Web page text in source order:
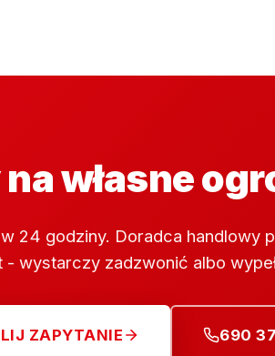
własne
w 24 godziny. Doradca handlowy
- wystarczy zadzwonić albo
ZAPYTANIE 690